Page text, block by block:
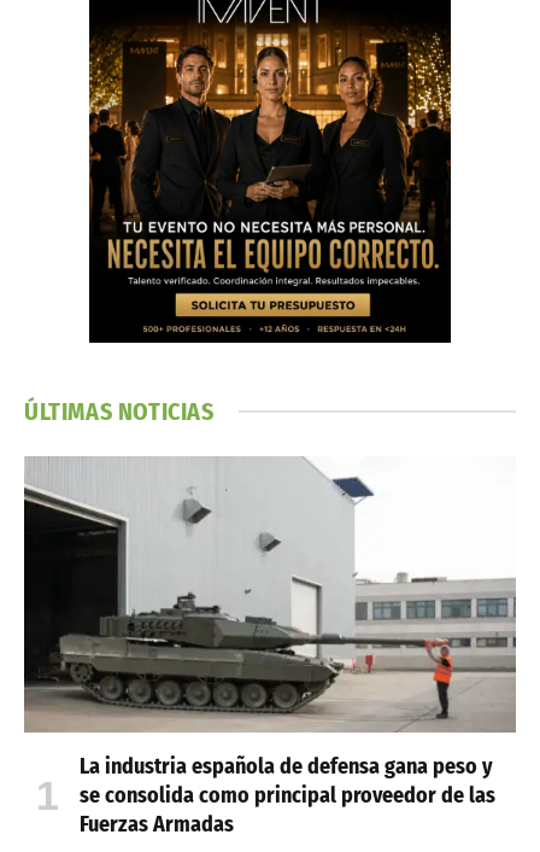
ÚLTIMAS NOTICIAS
La industria española de defensa gana peso y
se consolida como principal proveedor de las
Fuerzas Armadas